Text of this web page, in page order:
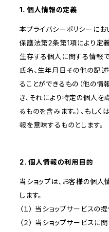
1. 個人情報の定義
本プライバシーポリシーにお
保護法第2条第1項により定
生存する個人に関する情報
氏名、生年月日その他の記
ることができるもの（他の
き、それにより特定の個人を
るものを含みます。）、もし
報を意味するものとします。
2. 個人情報の利用目的
当ショップは、お客様の個
します。
（１） 当ショップサービスの
（２） 当ショップサービス